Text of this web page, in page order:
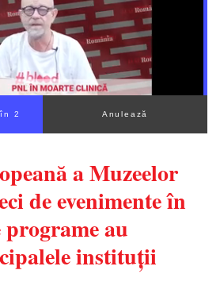
1 Anulează
a Muzeelor
de evenimente în
au
instituții